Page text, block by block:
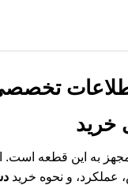
خرید
به این قطعه است.
عملکرد، و نحوه خرید